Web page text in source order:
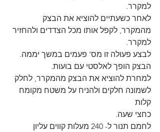
למקרר.
לאחר כשעתיים להוציא את הבצק
מהמקרר, לקפל אותו מכל הצדדים ולהחזיר
למקרר.
לבצע פעולה זו מס' פעמים במשך יממה.
הבצק הופך לאלסטי עם בועות.
למחרת להוציא את הבצק מהמקרר, לחלק
לשמונה חלקים ולהניח על משטח מקומח
קלות
כחצי שעה.
לחמם תנור ל- 240 מעלות קווים עליון